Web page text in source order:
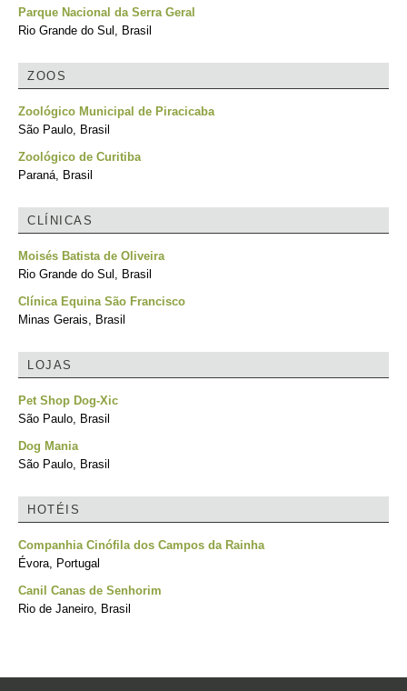
Parque Nacional da Serra Geral
Rio Grande do Sul, Brasil
ZOOS
Zoológico Municipal de Piracicaba
São Paulo, Brasil
Zoológico de Curitiba
Paraná, Brasil
CLÍNICAS
Moisés Batista de Oliveira
Rio Grande do Sul, Brasil
Clínica Equina São Francisco
Minas Gerais, Brasil
LOJAS
Pet Shop Dog-Xic
São Paulo, Brasil
Dog Mania
São Paulo, Brasil
HOTÉIS
Companhia Cinófila dos Campos da Rainha
Évora, Portugal
Canil Canas de Senhorim
Rio de Janeiro, Brasil